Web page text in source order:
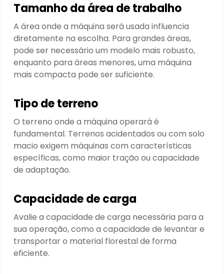
Tamanho da área de trabalho
A área onde a máquina será usada influencia
diretamente na escolha. Para grandes áreas,
pode ser necessário um modelo mais robusto,
enquanto para áreas menores, uma máquina
mais compacta pode ser suficiente.
Tipo de terreno
O terreno onde a máquina operará é
fundamental. Terrenos acidentados ou com solo
macio exigem máquinas com características
específicas, como maior tração ou capacidade
de adaptação.
Capacidade de carga
Avalie a capacidade de carga necessária para a
sua operação, como a capacidade de levantar e
transportar o material florestal de forma
eficiente.